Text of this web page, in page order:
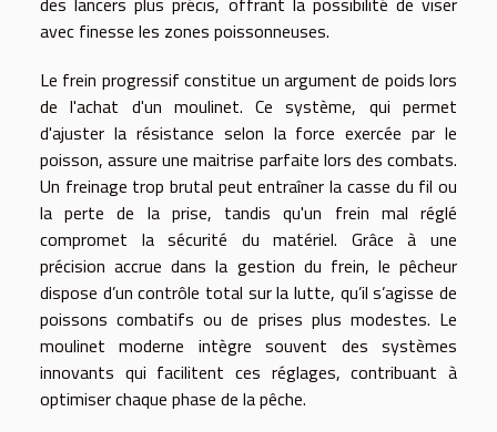
avec finesse les zones poissonneuses.
Le frein progressif constitue un argument de poids lors
de l'achat d'un moulinet. Ce système, qui permet
d'ajuster la résistance selon la force exercée par le
poisson, assure une maitrise parfaite lors des combats.
Un freinage trop brutal peut entraîner la casse du fil ou
la perte de la prise, tandis qu'un frein mal réglé
compromet la sécurité du matériel. Grâce à une
précision accrue dans la gestion du frein, le pêcheur
dispose d’un contrôle total sur la lutte, qu’il s’agisse de
poissons combatifs ou de prises plus modestes. Le
moulinet moderne intègre souvent des systèmes
innovants qui facilitent ces réglages, contribuant à
optimiser chaque phase de la pêche.